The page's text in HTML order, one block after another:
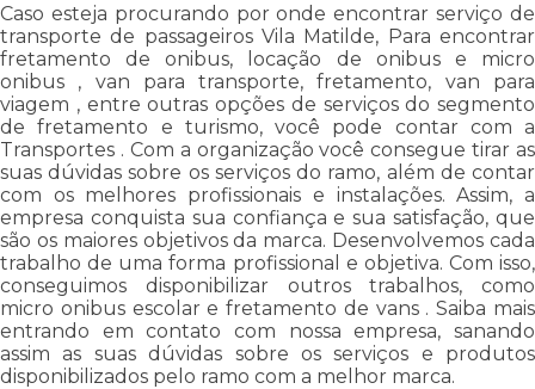
Caso esteja procurando por onde encontrar serviço de
transporte de passageiros Vila Matilde, Para encontrar
fretamento de onibus, locação de onibus e micro
onibus , van para transporte, fretamento, van para
viagem , entre outras opções de serviços do segmento
de fretamento e turismo, você pode contar com a
Transportes . Com a organização você consegue tirar as
suas dúvidas sobre os serviços do ramo, além de contar
com os melhores profissionais e instalações. Assim, a
empresa conquista sua confiança e sua satisfação, que
são os maiores objetivos da marca. Desenvolvemos cada
trabalho de uma forma profissional e objetiva. Com isso,
conseguimos disponibilizar outros trabalhos, como
micro onibus escolar e fretamento de vans . Saiba mais
entrando em contato com nossa empresa, sanando
assim as suas dúvidas sobre os serviços e produtos
disponibilizados pelo ramo com a melhor marca.